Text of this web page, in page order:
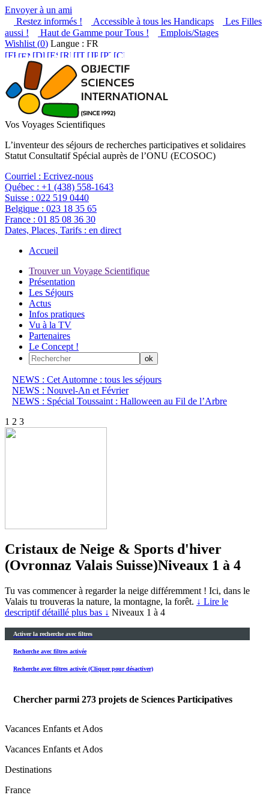
Envoyer à un ami
Restez informés !
Accessible à tous les Handicaps
Les Filles
aussi !
Haut de Gamme pour Tous !
Emplois/Stages
Wishlist (0) Langue : FR
Vos Voyages Scientifiques
L’inventeur des séjours de recherches participatives et solidaires
Statut Consultatif Spécial auprès de l’ONU (ECOSOC)
Courriel : Ecrivez-nous
Québec : +1 (438) 558-1643
Suisse : 022 519 0440
Belgique : 023 18 35 65
France : 01 85 08 36 30
Dates, Places, Tarifs : en direct
Accueil
Trouver un Voyage Scientifique
Présentation
Les Séjours
Actus
Infos pratiques
Vu à la TV
Partenaires
Le Concept !
NEWS : Cet Automne : tous les séjours
NEWS : Nouvel-An et Février
NEWS : Spécial Toussaint : Halloween au Fil de l’Arbre
1 2 3
Cristaux de Neige & Sports d'hiver
(Ovronnaz Valais Suisse)Niveaux 1 à 4
Tu vas commencer à regarder la neige différemment ! Ici, dans le
Valais tu trouveras la nature, la montagne, la forêt. ↓ Lire le
descriptif détaillé plus bas ↓ Niveaux 1 à 4
Activer la recherche avec filtres
Recherche avec filtres activée
Recherche avec filtres activée (Cliquer pour désactiver)
Chercher parmi 273 projets de Sciences Participatives
Vacances Enfants et Ados
Vacances Enfants et Ados
Destinations
France